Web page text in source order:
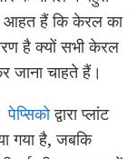
आहत हैं कि केरल का
है क्यों सभी केरल
जाना चाहते हैं।
पेप्सिकोद्वारा प्लांट
गया है, जबकि